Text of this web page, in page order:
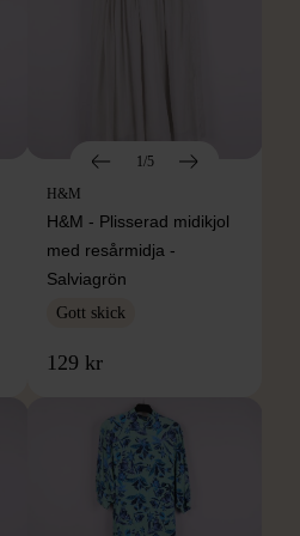
1/5
H&M
H&M - Plisserad midikjol
med resårmidja -
Salviagrön
Gott skick
129 kr